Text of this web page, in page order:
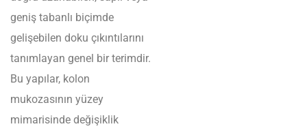
geniş tabanlı biçimde
gelişebilen doku çıkıntılarını
tanımlayan genel bir terimdir.
Bu yapılar, kolon
mukozasının yüzey
mimarisinde değişiklik